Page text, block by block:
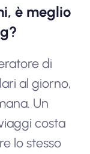
è meglio
di
al giorno,
Un
costa
lo stesso